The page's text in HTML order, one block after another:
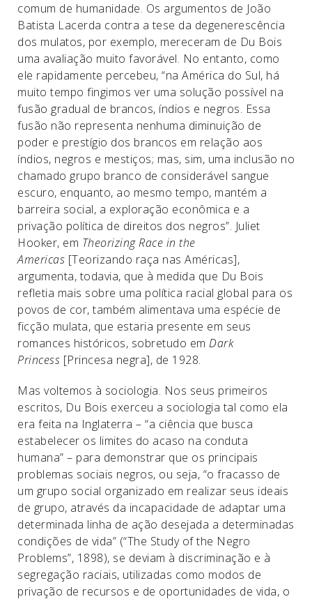
comum de humanidade. Os argumentos de João
Batista Lacerda contra a tese da degenerescência
dos mulatos, por exemplo, mereceram de Du Bois
uma avaliação muito favorável. No entanto, como
ele rapidamente percebeu, “na América do Sul, há
muito tempo fingimos ver uma solução possível na
fusão gradual de brancos, índios e negros. Essa
fusão não representa nenhuma diminuição de
poder e prestígio dos brancos em relação aos
índios, negros e mestiços; mas, sim, uma inclusão no
chamado grupo branco de considerável sangue
escuro, enquanto, ao mesmo tempo, mantém a
barreira social, a exploração econômica e a
privação política de direitos dos negros”. Juliet
Hooker, em Theorizing Race in the
Americas [Teorizando raça nas Américas],
argumenta, todavia, que à medida que Du Bois
refletia mais sobre uma política racial global para os
povos de cor, também alimentava uma espécie de
ficção mulata, que estaria presente em seus
romances históricos, sobretudo em Dark
Princess [Princesa negra], de 1928.
Mas voltemos à sociologia. Nos seus primeiros
escritos, Du Bois exerceu a sociologia tal como ela
era feita na Inglaterra – “a ciência que busca
estabelecer os limites do acaso na conduta
humana” – para demonstrar que os principais
problemas sociais negros, ou seja, “o fracasso de
um grupo social organizado em realizar seus ideais
de grupo, através da incapacidade de adaptar uma
determinada linha de ação desejada a determinadas
condições de vida” (“The Study of the Negro
Problems”, 1898), se deviam à discriminação e à
segregação raciais, utilizadas como modos de
privação de recursos e de oportunidades de vida, o